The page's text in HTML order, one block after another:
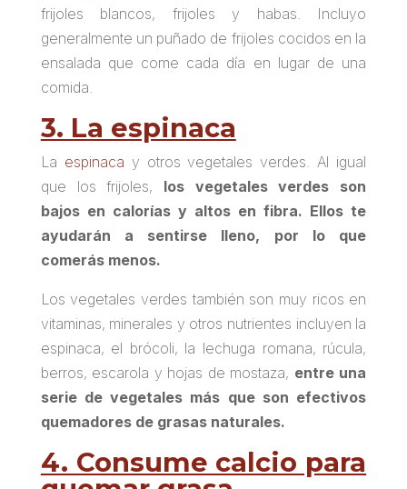
frijoles blancos, frijoles y habas. Incluyo
generalmente un puñado de frijoles cocidos en la
ensalada que come cada día en lugar de una
comida.
3. La espinaca
La espinaca y otros vegetales verdes. Al igual
que los frijoles, los vegetales verdes son
bajos en calorías y altos en fibra. Ellos te
ayudarán a sentirse lleno, por lo que
comerás menos.
Los vegetales verdes también son muy ricos en
vitaminas, minerales y otros nutrientes incluyen la
espinaca, el brócoli, la lechuga romana, rúcula,
berros, escarola y hojas de mostaza, entre una
serie de vegetales más que son efectivos
quemadores de grasas naturales.
4. Consume calcio para